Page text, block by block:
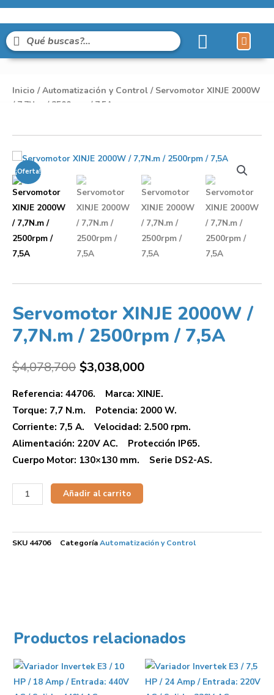
Inicio /Automatización y Control / Servomotor XINJE 2000W
/ 7,7N.m / 2500rpm / 7,5A
¡Oferta!
Servomotor XINJE 2000W /
7,7N.m / 2500rpm / 7,5A
$4,078,700 $3,038,000
Referencia: 44706. Marca: XINJE.
Torque: 7,7 N.m. Potencia: 2000 W.
Corriente: 7,5 A. Velocidad: 2.500 rpm.
Alimentación: 220V AC. Protección IP65.
Cuerpo Motor: 130×130 mm. Serie DS2-AS.
Añadir al carrito
SKU 44706 CategoríaAutomatización y Control
Productos relacionados